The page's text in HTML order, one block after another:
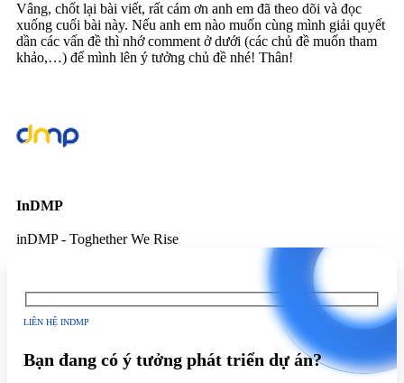
Vâng, chốt lại bài viết, rất cám ơn anh em đã theo dõi và đọc
xuống cuối bài này. Nếu anh em nào muốn cùng mình giải quyết
dần các vấn đề thì nhớ comment ở dưới (các chủ đề muốn tham
khảo,…) để mình lên ý tưởng chủ đề nhé! Thân!
InDMP
inDMP - Toghether We Rise
LIÊN HỆ INDMP
Bạn đang có ý tưởng phát triển dự án?